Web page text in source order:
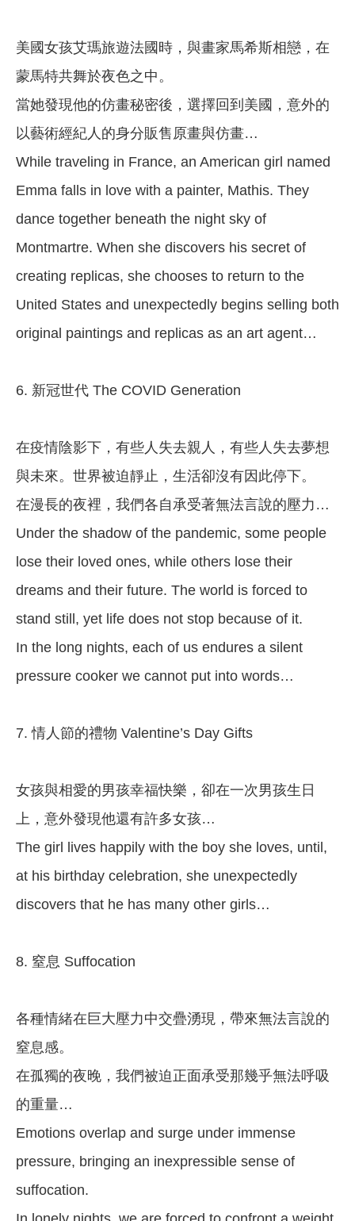
美國女孩艾瑪旅遊法國時，與畫家馬希斯相戀，在
蒙馬特共舞於夜色之中。
當她發現他的仿畫秘密後，選擇回到美國，意外的
以藝術經紀人的身分販售原畫與仿畫…
While traveling in France, an American girl named
Emma falls in love with a painter, Mathis. They
dance together beneath the night sky of
Montmartre. When she discovers his secret of
creating replicas, she chooses to return to the
United States and unexpectedly begins selling both
original paintings and replicas as an art agent…
6. 新冠世代 The COVID Generation
在疫情陰影下，有些人失去親人，有些人失去夢想
與未來。世界被迫靜止，生活卻沒有因此停下。
在漫長的夜裡，我們各自承受著無法言說的壓力…
Under the shadow of the pandemic, some people
lose their loved ones, while others lose their
dreams and their future. The world is forced to
stand still, yet life does not stop because of it.
In the long nights, each of us endures a silent
pressure cooker we cannot put into words…
7. 情人節的禮物 Valentine’s Day Gifts
女孩與相愛的男孩幸福快樂，卻在一次男孩生日
上，意外發現他還有許多女孩…
The girl lives happily with the boy she loves, until,
at his birthday celebration, she unexpectedly
discovers that he has many other girls…
8. 窒息 Suffocation
各種情緒在巨大壓力中交疊湧現，帶來無法言說的
窒息感。
在孤獨的夜晚，我們被迫正面承受那幾乎無法呼吸
的重量…
Emotions overlap and surge under immense
pressure, bringing an inexpressible sense of
suffocation.